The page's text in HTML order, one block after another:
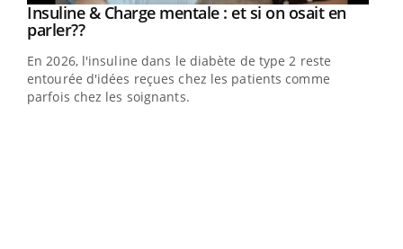
Youtube
Insuline & Charge mentale : et si on osait en
parler??Youtube
En 2026, l'insuline dans le diabète de type 2 reste
entourée d'idées reçues chez les patients comme
parfois chez les soignants.